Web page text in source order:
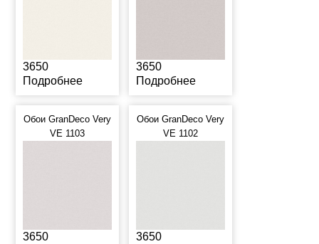
3650
Подробнее
3650
Подробнее
Обои GranDeco Very
VE 1103
3650
Обои GranDeco Very
VE 1102
3650